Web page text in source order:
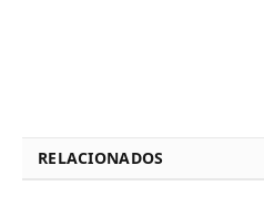
RELACIONADOS